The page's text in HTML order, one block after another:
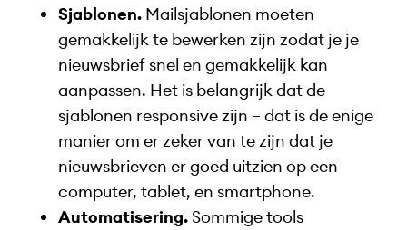
Sjablonen. Mailsjablonen moeten
gemakkelijk te bewerken zijn zodat je je
nieuwsbrief snel en gemakkelijk kan
aanpassen. Het is belangrijk dat de
sjablonen responsive zijn – dat is de enige
manier om er zeker van te zijn dat je
nieuwsbrieven er goed uitzien op een
computer, tablet, en smartphone.
Automatisering. Sommige tools